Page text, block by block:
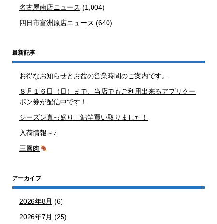
名古屋南店ニュース (1,004)
四日市富洲原店ニュース (640)
最新記事
お得なお知らせとお盆の営業時間のご案内です。
８月１６日（日）まで、当店でもご利用出来るアプリクー
ポン券が配信中です！
シーズン真っ盛り！鮎竿買い取りました！
入荷情報～♪
三層肉
アーカイブ
2026年8月 (6)
2026年7月 (25)